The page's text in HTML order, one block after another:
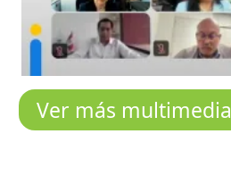
Ver más multimedia